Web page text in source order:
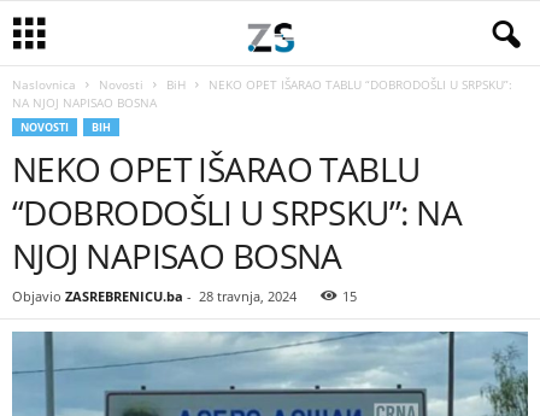
Naslovnica Novosti BiH
NEKO OPET IŠARAO TABLU “DOBRODOŠLI U SRPSKU”:
NA NJOJ NAPISAO BOSNA
NOVOSTI BIH
NEKO OPET IŠARAO TABLU
“DOBRODOŠLI U SRPSKU”: NA
NJOJ NAPISAO BOSNA
Objavio ZASREBRENICU.ba - 28 travnja, 2024 15